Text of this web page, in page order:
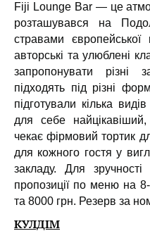
Fiji Lounge Bar — це
розташувався на
стравами європейської
авторські та улюблені
запропонувати різні
підходять під різні
підготували кілька
для себе
чекає фірмовий тортик
для кожного гостя у
закладу. Для
пропозиції по меню на
та 8000 грн. Резерв за
КУЛДІМ